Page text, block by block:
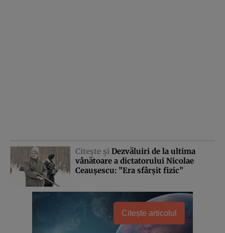
Citeşte şi Dezvăluiri de la ultima
vânătoare a dictatorului Nicolae
Ceauşescu: ”Era sfârşit fizic”
Citește articolul